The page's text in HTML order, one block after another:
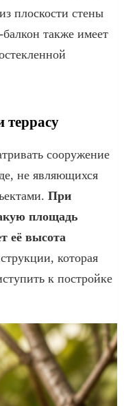
плоскости стены
также имеет
террасу
сооружение
не являющихся
При
площадь
её высота
которая
к постройке